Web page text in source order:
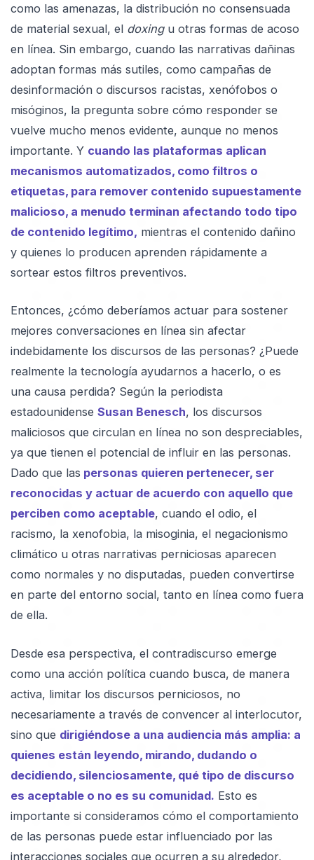
como las amenazas, la distribución no consensuada
de material sexual, el doxingu otras formas de acoso
en línea. Sin embargo, cuando las narrativas dañinas
adoptan formas más sutiles, como campañas de
desinformación o discursos racistas, xenófobos o
misóginos, la pregunta sobre cómo responder se
vuelve mucho menos evidente, aunque no menos
importante. Y cuando las plataformas aplican
mecanismos automatizados, como filtros o
etiquetas, para remover contenido supuestamente
malicioso, a menudo terminan afectando todo tipo
de contenido legítimo, mientras el contenido dañino
y quienes lo producen aprenden rápidamente a
sortear estos filtros preventivos.
Entonces, ¿cómo deberíamos actuar para sostener
mejores conversaciones en línea sin afectar
indebidamente los discursos de las personas? ¿Puede
realmente la tecnología ayudarnos a hacerlo, o es
una causa perdida? Según la periodista
estadounidense Susan Benesch, los discursos
maliciosos que circulan en línea no son despreciables,
ya que tienen el potencial de influir en las personas.
Dado que las personas quieren pertenecer, ser
reconocidas y actuar de acuerdo con aquello que
perciben como aceptable, cuando el odio, el
racismo, la xenofobia, la misoginia, el negacionismo
climático u otras narrativas perniciosas aparecen
como normales y no disputadas, pueden convertirse
en parte del entorno social, tanto en línea como fuera
de ella.
Desde esa perspectiva, el contradiscurso emerge
como una acción política cuando busca, de manera
activa, limitar los discursos perniciosos, no
necesariamente a través de convencer al interlocutor,
sino que dirigiéndose a una audiencia más amplia: a
quienes están leyendo, mirando, dudando o
decidiendo, silenciosamente, qué tipo de discurso
es aceptable o no es su comunidad. Esto es
importante si consideramos cómo el comportamiento
de las personas puede estar influenciado por las
interacciones sociales que ocurren a su alrededor,